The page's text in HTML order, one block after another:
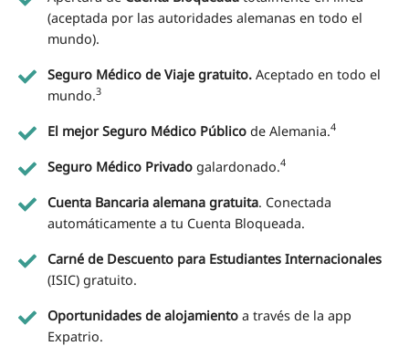
(aceptada por las autoridades alemanas en todo el
mundo).
Seguro Médico de Viaje gratuito. Aceptado en todo el
mundo.3
El mejor Seguro Médico Público de Alemania.4
Seguro Médico Privado galardonado.4
Cuenta Bancaria alemana gratuita. Conectada
automáticamente a tu Cuenta Bloqueada.
Carné de Descuento para Estudiantes Internacionales
(ISIC) gratuito.
Oportunidades de alojamiento a través de la app
Expatrio.